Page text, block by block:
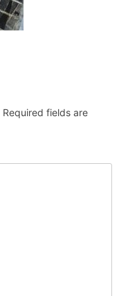
Required fields are